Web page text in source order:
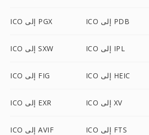
ICO إلى PGX ICO إلى PDB
ICO إلى SXW ICO إلى IPL
ICO إلى FIG ICO إلى HEIC
ICO إلى EXR ICO إلى XV
ICO إلى AVIF ICO إلى FTS